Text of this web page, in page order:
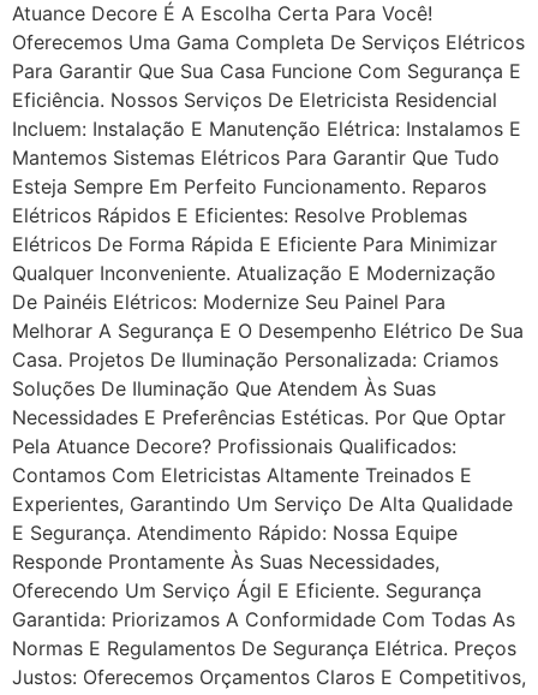
Atuance Decore É A Escolha Certa Para Você!
Oferecemos Uma Gama Completa De Serviços Elétricos
Para Garantir Que Sua Casa Funcione Com Segurança E
Eficiência. Nossos Serviços De Eletricista Residencial
Incluem: Instalação E Manutenção Elétrica: Instalamos E
Mantemos Sistemas Elétricos Para Garantir Que Tudo
Esteja Sempre Em Perfeito Funcionamento. Reparos
Elétricos Rápidos E Eficientes: Resolve Problemas
Elétricos De Forma Rápida E Eficiente Para Minimizar
Qualquer Inconveniente. Atualização E Modernização
De Painéis Elétricos: Modernize Seu Painel Para
Melhorar A Segurança E O Desempenho Elétrico De Sua
Casa. Projetos De Iluminação Personalizada: Criamos
Soluções De Iluminação Que Atendem Às Suas
Necessidades E Preferências Estéticas. Por Que Optar
Pela Atuance Decore? Profissionais Qualificados:
Contamos Com Eletricistas Altamente Treinados E
Experientes, Garantindo Um Serviço De Alta Qualidade
E Segurança. Atendimento Rápido: Nossa Equipe
Responde Prontamente Às Suas Necessidades,
Oferecendo Um Serviço Ágil E Eficiente. Segurança
Garantida: Priorizamos A Conformidade Com Todas As
Normas E Regulamentos De Segurança Elétrica. Preços
Justos: Oferecemos Orçamentos Claros E Competitivos,